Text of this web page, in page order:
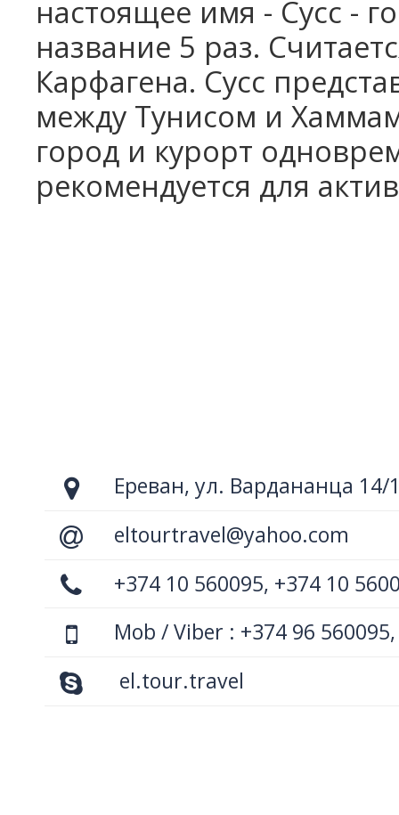
настоящее имя - Сусc -
название 5 раз.
Карфагена. Сусс
между Тунисом и
город и курорт
рекомендуется для
Ереван, ул. Вардананца 14/
eltourtravel@yahoo.com
+374 10 560095, +374 10
Mob / Viber : +374 96
el.tour.travel